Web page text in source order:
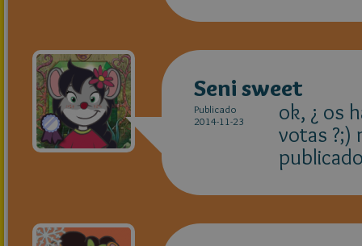
Seni sweet
Publicado
2014-11-23
ok, ¿ os
votas ?;)